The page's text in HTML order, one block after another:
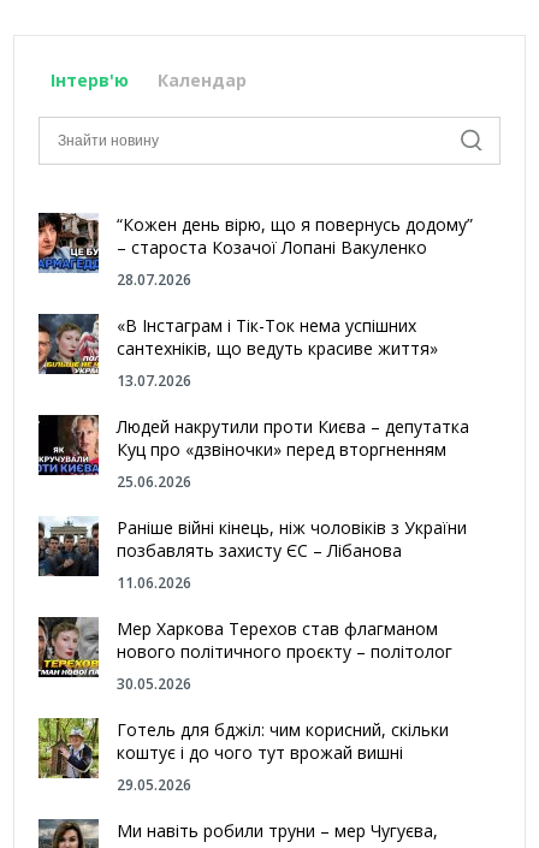
Інтерв'ю Календар
“Кожен день вірю, що я повернусь додому”
– староста Козачої Лопані Вакуленко
28.07.2026
«В Інстаграм і Тік-Ток нема успішних
сантехніків, що ведуть красиве життя»
13.07.2026
Людей накрутили проти Києва – депутатка
Куц про «дзвіночки» перед вторгненням
25.06.2026
Раніше війні кінець, ніж чоловіків з України
позбавлять захисту ЄС – Лібанова
11.06.2026
Мер Харкова Терехов став флагманом
нового політичного проєкту – політолог
30.05.2026
Готель для бджіл: чим корисний, скільки
коштує і до чого тут врожай вишні
29.05.2026
Ми навіть робили труни – мер Чугуєва,